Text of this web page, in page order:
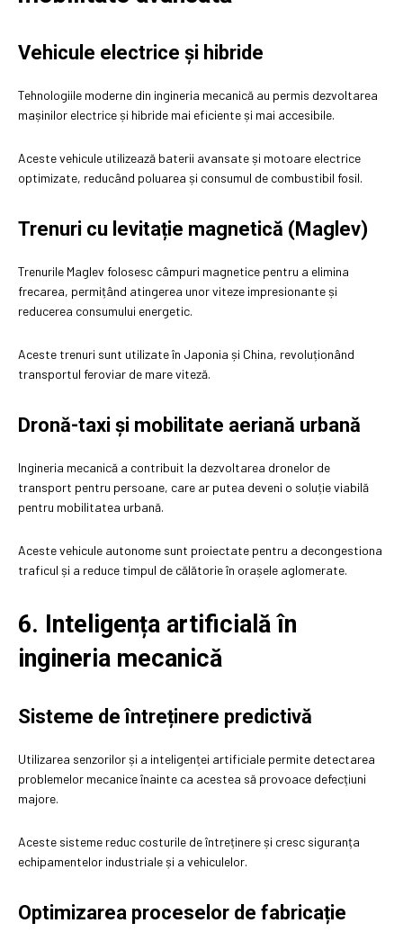
Vehicule electrice și hibride
Tehnologiile moderne din ingineria mecanică au permis dezvoltarea
mașinilor electrice și hibride mai eficiente și mai accesibile.
Aceste vehicule utilizează baterii avansate și motoare electrice
optimizate, reducând poluarea și consumul de combustibil fosil.
Trenuri cu levitație magnetică (Maglev)
Trenurile Maglev folosesc câmpuri magnetice pentru a elimina
frecarea, permițând atingerea unor viteze impresionante și
reducerea consumului energetic.
Aceste trenuri sunt utilizate în Japonia și China, revoluționând
transportul feroviar de mare viteză.
Dronă-taxi și mobilitate aeriană urbană
Ingineria mecanică a contribuit la dezvoltarea dronelor de
transport pentru persoane, care ar putea deveni o soluție viabilă
pentru mobilitatea urbană.
Aceste vehicule autonome sunt proiectate pentru a decongestiona
traficul și a reduce timpul de călătorie în orașele aglomerate.
6. Inteligența artificială în
ingineria mecanică
Sisteme de întreținere predictivă
Utilizarea senzorilor și a inteligenței artificiale permite detectarea
problemelor mecanice înainte ca acestea să provoace defecțiuni
majore.
Aceste sisteme reduc costurile de întreținere și cresc siguranța
echipamentelor industriale și a vehiculelor.
Optimizarea proceselor de fabricație